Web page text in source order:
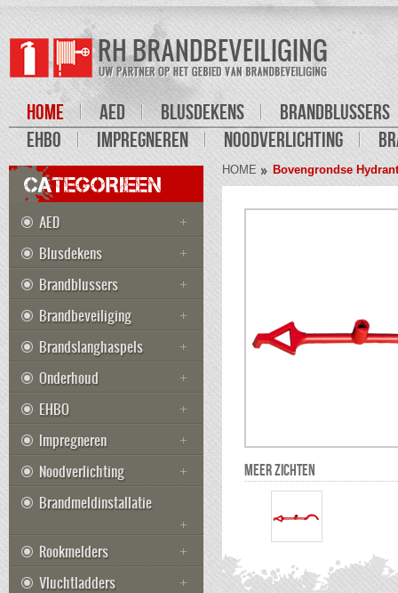
HOME AED BLUSDEKENS
BRANDBLUSSERS
EHBO
IMPREGNEREN NOODVERLICHTING
HOME Bovengrondse
MEER ZICHTEN
CATEGORIEEN
AED
Blusdekens
Brandblussers
Brandbeveiliging
Brandslanghaspels
Onderhoud
EHBO
Impregneren
Noodverlichting
Brandmeldinstallatie
Rookmelders
Vluchtladders